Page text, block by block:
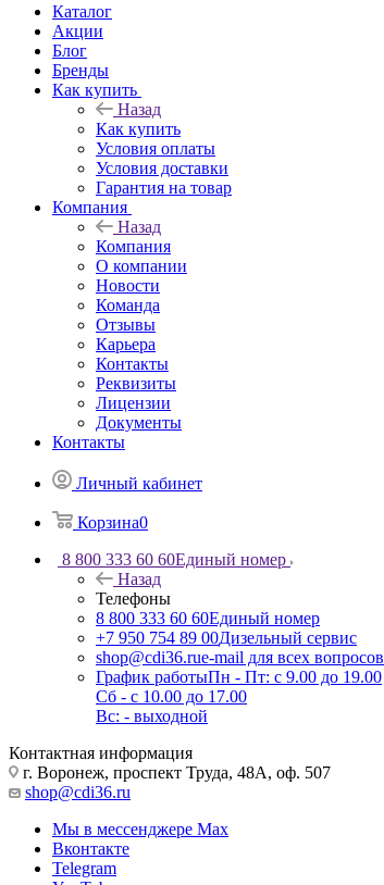
Каталог
Акции
Блог
Бренды
Как купить
Назад
Как купить
Условия оплаты
Условия доставки
Гарантия на товар
Компания
Назад
Компания
О компании
Новости
Команда
Отзывы
Карьера
Контакты
Реквизиты
Лицензии
Документы
Контакты
Личный кабинет
Корзина0
8 800 333 60 60Единый номер
Назад
Телефоны
8 800 333 60 60Единый номер
+7 950 754 89 00Дизельный сервис
shop@cdi36.rue-mail для всех вопросов
График работыПн - Пт: с 9.00 до 19.00
Сб - с 10.00 до 17.00
Вс: - выходной
Контактная информация
г. Воронеж, проспект Труда, 48А, оф. 507
shop@cdi36.ru
Мы в мессенджере Max
Вконтакте
Telegram